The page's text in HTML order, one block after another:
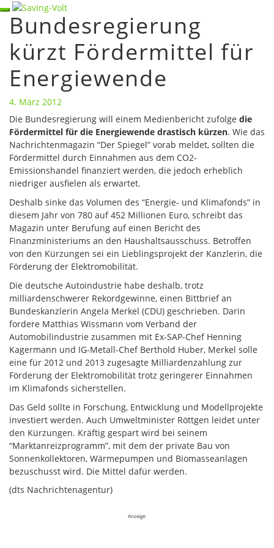
Skip
content
Toggle
navigation
Bundesregierung
kürzt
Fördermittel
für
Energiewende
Bundesregierung
kürzt Fördermittel für
Energiewende
4. März 2012
Die Bundesregierung will einem Medienbericht zufolge die
Fördermittel für die Energiewende drastisch kürzen. Wie das
Nachrichtenmagazin “Der Spiegel” vorab meldet, sollten die
Fördermittel durch Einnahmen aus dem CO2-
Emissionshandel finanziert werden, die jedoch erheblich
niedriger ausfielen als erwartet.
Deshalb sinke das Volumen des “Energie- und Klimafonds” in
diesem Jahr von 780 auf 452 Millionen Euro, schreibt das
Magazin unter Berufung auf einen Bericht des
Finanzministeriums an den Haushaltsausschuss. Betroffen
von den Kürzungen sei ein Lieblingsprojekt der Kanzlerin, die
Förderung der Elektromobilität.
Die deutsche Autoindustrie habe deshalb, trotz
milliardenschwerer Rekordgewinne, einen Bittbrief an
Bundeskanzlerin Angela Merkel (CDU) geschrieben. Darin
fordere Matthias Wissmann vom Verband der
Automobilindustrie zusammen mit Ex-SAP-Chef Henning
Kagermann und IG-Metall-Chef Berthold Huber, Merkel solle
eine für 2012 und 2013 zugesagte Milliardenzahlung zur
Förderung der Elektromobilität trotz geringerer Einnahmen
im Klimafonds sicherstellen.
Das Geld sollte in Forschung, Entwicklung und Modellprojekte
investiert werden. Auch Umweltminister Röttgen leidet unter
den Kürzungen. Kräftig gespart wird bei seinem
“Marktanreizprogramm”, mit dem der private Bau von
Sonnenkollektoren, Wärmepumpen und Biomasseanlagen
bezuschusst wird. Die Mittel dafür werden.
(dts Nachrichtenagentur)
Anzeige: